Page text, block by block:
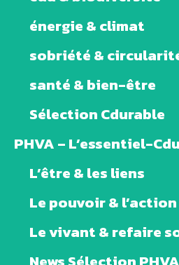
énergie & climat
sobriété &
santé & bien-être
Sélection Cdurable
PHVA – L’essentiel-
L’être & les liens
Le pouvoir &
Le vivant & refaire